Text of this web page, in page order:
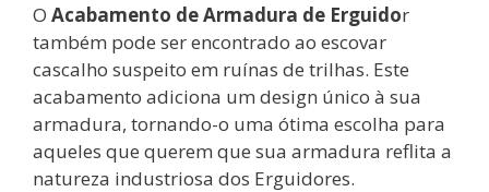
O Acabamento de Armadura de Erguidor
também pode ser encontrado ao escovar
cascalho suspeito em ruínas de trilhas. Este
acabamento adiciona um design único à sua
armadura, tornando-o uma ótima escolha para
aqueles que querem que sua armadura reflita a
natureza industriosa dos Erguidores.